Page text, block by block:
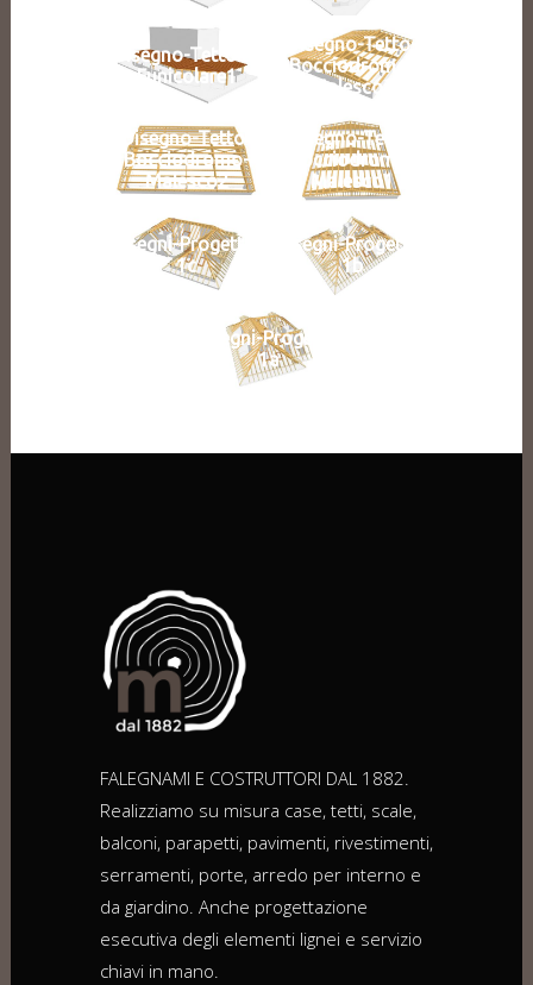
Disegno-Tettoia-
Funicolare1
Disegno-Tetto-
Bocciodromo-
Malesco3
Disegno-Tetto-
Bocciodromo-
Malesco2
Disegno-Tetto-
Bocciodromo-
Malesco1
Disegni-Progetto-
1c
Disegni-Progetto-
1b
Disegni-Progetto-
1a
FALEGNAMI E COSTRUTTORI DAL 1882.
Realizziamo su misura case, tetti, scale,
balconi, parapetti, pavimenti, rivestimenti,
serramenti, porte, arredo per interno e
da giardino. Anche progettazione
esecutiva degli elementi lignei e servizio
chiavi in mano.